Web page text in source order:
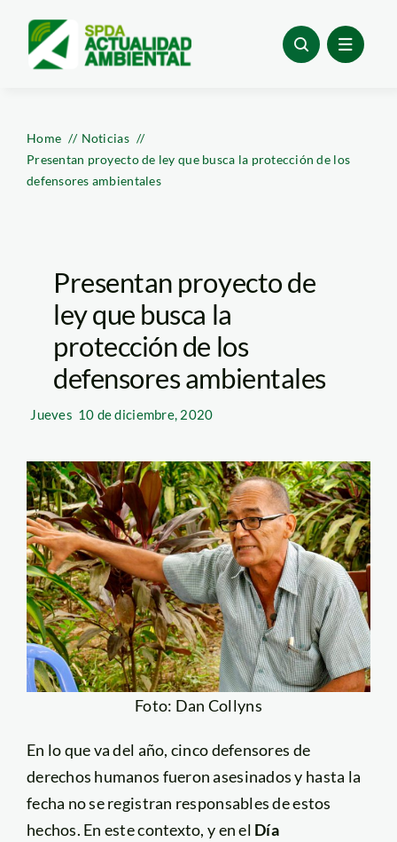
content
Home
Noticias
Presentan proyecto de ley que busca la protección de los
defensores ambientales
Presentan proyecto de
ley que busca la
protección de los
defensores ambientales
Jueves 10 de diciembre, 2020
Foto: Dan Collyns
En lo que va del año, cinco defensores de
derechos humanos fueron asesinados y hasta la
fecha no se registran responsables de estos
hechos. En este contexto, y en el Día